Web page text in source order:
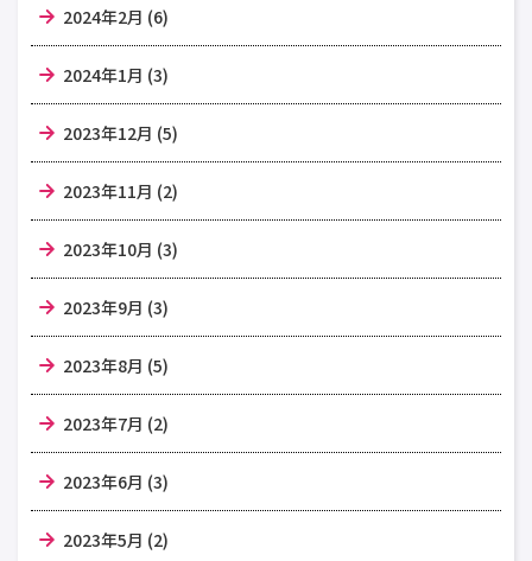
2024年2月 (6)
2024年1月 (3)
2023年12月 (5)
2023年11月 (2)
2023年10月 (3)
2023年9月 (3)
2023年8月 (5)
2023年7月 (2)
2023年6月 (3)
2023年5月 (2)